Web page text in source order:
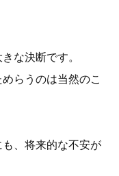
な決断です。
らうのは当然のこ
、将来的な不安が